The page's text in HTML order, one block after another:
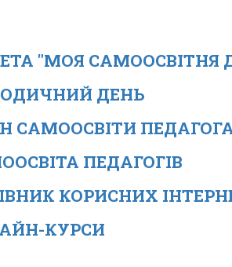
"МОЯ САМООСВІТНЯ
ДЕНЬ
САМООСВІТИ
ПЕДАГОГІВ
КОРИСНИХ
КУРСИ